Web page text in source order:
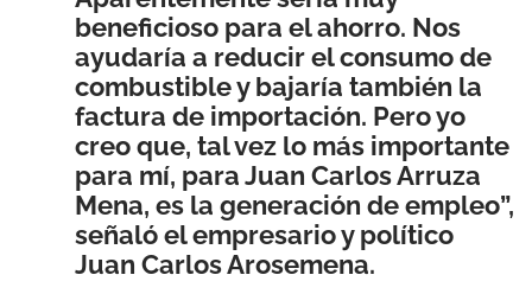
beneficioso para el ahorro. Nos
ayudaría a reducir el consumo de
combustible y bajaría también la
factura de importación. Pero yo
creo que, tal vez lo más importante
para mí, para Juan Carlos Arruza
Mena, es la generación de empleo”,
señaló el empresario y político
Juan Carlos Arosemena.